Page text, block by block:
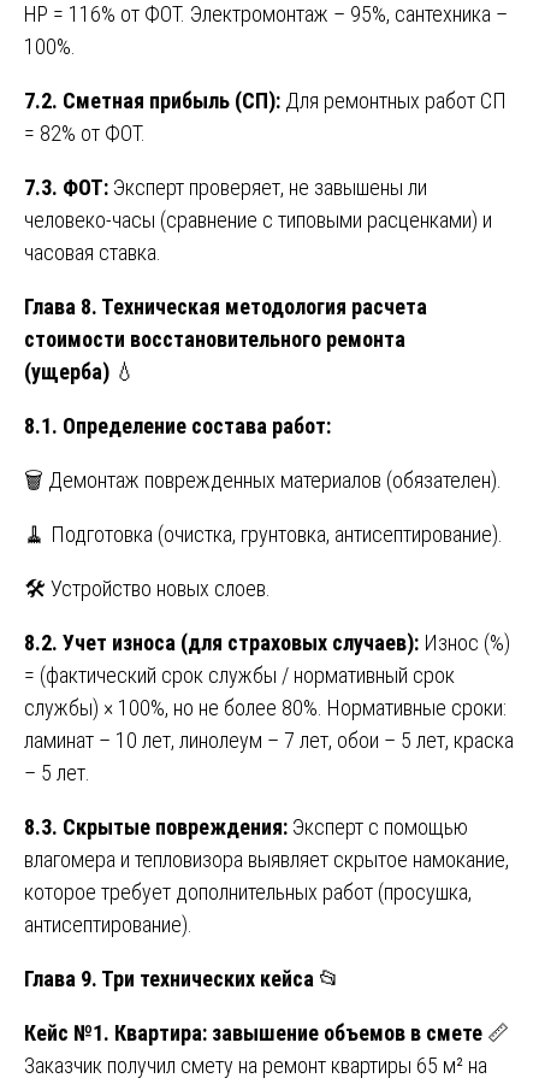
НР = 116% от ФОТ. Электромонтаж – 95%, сантехника –
100%.
7.2. Сметная прибыль (СП): Для ремонтных работ СП
= 82% от ФОТ.
7.3. ФОТ: Эксперт проверяет, не завышены ли
человеко-часы (сравнение с типовыми расценками) и
часовая ставка.
Глава 8. Техническая методология расчета
стоимости восстановительного ремонта
(ущерба) 💧
8.1. Определение состава работ:
🗑️ Демонтаж поврежденных материалов (обязателен).
🧹 Подготовка (очистка, грунтовка, антисептирование).
🛠️ Устройство новых слоев.
8.2. Учет износа (для страховых случаев): Износ (%)
= (фактический срок службы / нормативный срок
службы) × 100%, но не более 80%. Нормативные сроки:
ламинат – 10 лет, линолеум – 7 лет, обои – 5 лет, краска
– 5 лет.
8.3. Скрытые повреждения: Эксперт с помощью
влагомера и тепловизора выявляет скрытое намокание,
которое требует дополнительных работ (просушка,
антисептирование).
Глава 9. Три технических кейса 📂
Кейс №1. Квартира: завышение объемов в смете 📏
Заказчик получил смету на ремонт квартиры 65 м² на